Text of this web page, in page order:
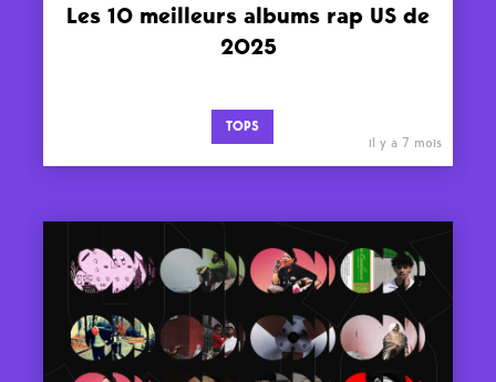
Les 10 meilleurs albums rap US de
2025
TOPS
il y a 7 mois